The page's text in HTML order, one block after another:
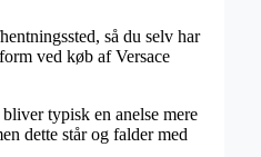
så du selv har
ved køb af Versace
typisk en anelse mere
dette står og falder med